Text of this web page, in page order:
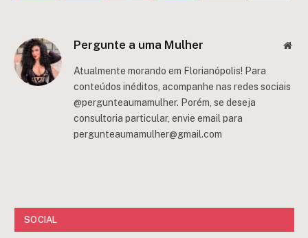
Pergunte a uma Mulher
Atualmente morando em Florianópolis! Para
conteúdos inéditos, acompanhe nas redes sociais
@pergunteaumamulher. Porém, se deseja
consultoria particular, envie email para
pergunteaumamulher@gmail.com
SOCIAL